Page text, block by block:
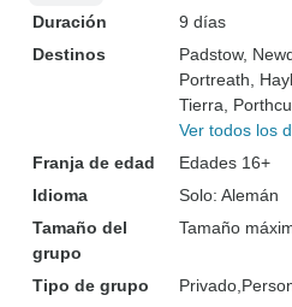
Duración
9 días
Destinos
Padstow,
Portreath ,
Tierra ,
Ver todos los
Franja de edad
Edades 16+
Idioma
Solo: Alemán
Tamaño del
grupo
Tamaño
Tipo de grupo Privado